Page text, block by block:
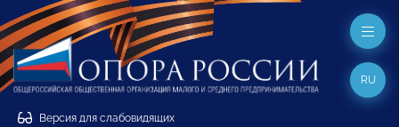
Версия для слабовидящих
RU